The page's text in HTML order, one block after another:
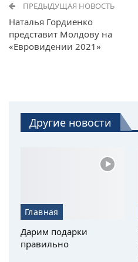
ПРЕДЫДУЩАЯ НОВОСТЬ
Наталья Гордиенко
представит Молдову на
«Евровидении 2021»
Другие новости
Главная
Дарим подарки
правильно